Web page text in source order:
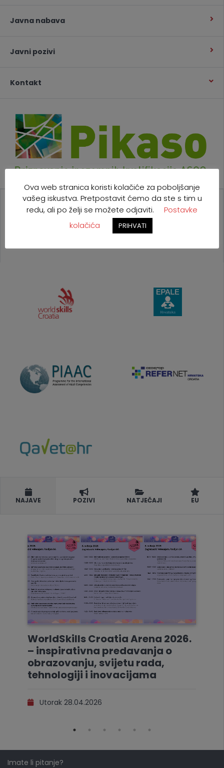
Javna nabava
Javni pozivi
Kontakt
NAŠI
PROJEKTI
NAJAVE POZIVI NATJEČAJI EU
WorldSkills Croatia Arena 2026.
– inspirativna predavanja o
obrazovanju, svijetu rada,
tehnologiji i inovacijama
Utorak 28.04.2026
Imate li pitanje?
Ova web stranica koristi kolačiće za poboljšanje
vašeg iskustva. Pretpostavit ćemo da ste s tim u
redu, ali po želji se možete odjaviti.
Postavke
kolačića
PRIHVATI